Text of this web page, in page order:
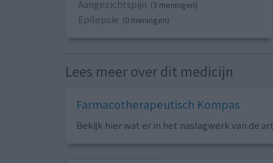
Aangezichtspijn (3 meningen)
Epilepsie (0 meningen)
Lees meer over dit medicijn
Farmacotherapeutisch Kompas
Bekijk hier wat er in het naslagwerk van de